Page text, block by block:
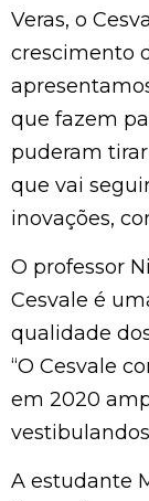
Veras, o
crescimento
que fazem
puderam
que vai
inovações,
O professor
Cesvale é
qualidade
“O Cesvale
em 2020
A estudante